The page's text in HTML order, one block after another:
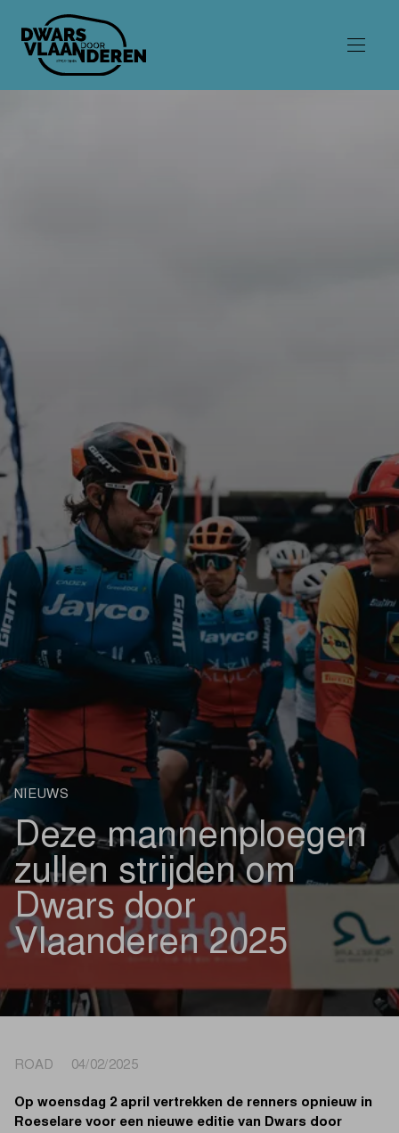
NIEUWS
Deze mannenploegen
zullen strijden om
Dwars door
Vlaanderen 2025
ROAD 04/02/2025
Op woensdag 2 april vertrekken de renners opnieuw in
Roeselare voor een nieuwe editie van Dwars door